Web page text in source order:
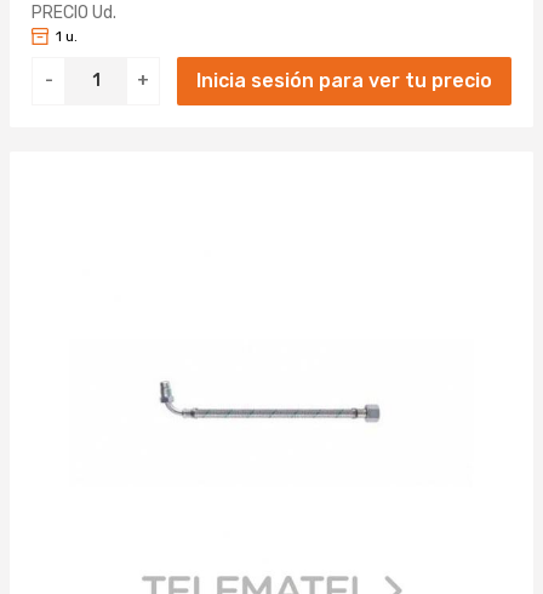
PRECIO Ud.
- +
1 u.
Inicia sesión para ver tu precio